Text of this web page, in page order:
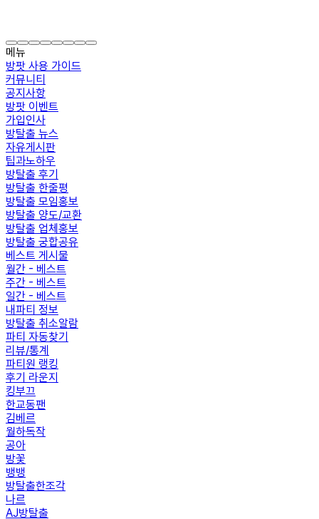
메뉴
방팟 사용 가이드
커뮤니티
공지사항
방팟 이벤트
가입인사
방탈출 뉴스
자유게시판
팁과노하우
방탈출 후기
방탈출 한줄평
방탈출 모임홍보
방탈출 양도/교환
방탈출 업체홍보
방탈출 궁합공유
베스트 게시물
월간 - 베스트
주간 - 베스트
일간 - 베스트
내파티 정보
방탈출 취소알람
파티 자동찾기
리뷰/통계
파티원 랭킹
후기 라운지
킹부끄
한교동팬
김베르
월하독작
공아
방꽃
뱅뱅
방탈출한조각
나르
AJ방탈출